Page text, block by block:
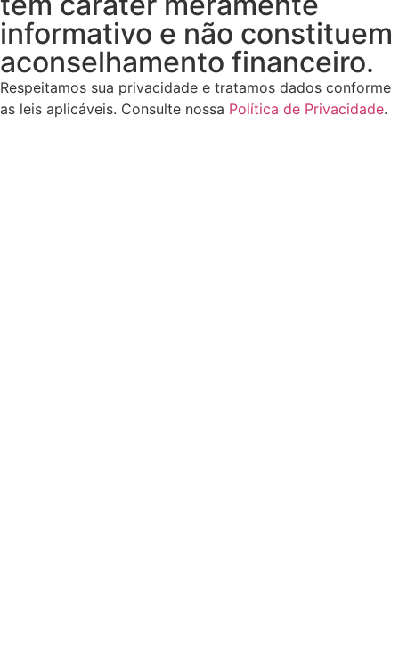
informativo e não constituem
aconselhamento financeiro.
Respeitamos sua privacidade e tratamos dados conforme
as leis aplicáveis. Consulte nossa Política de Privacidade.